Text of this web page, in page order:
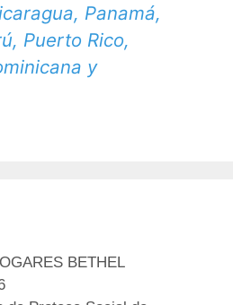
Panamá,
Puerto Rico,
y
BETHEL